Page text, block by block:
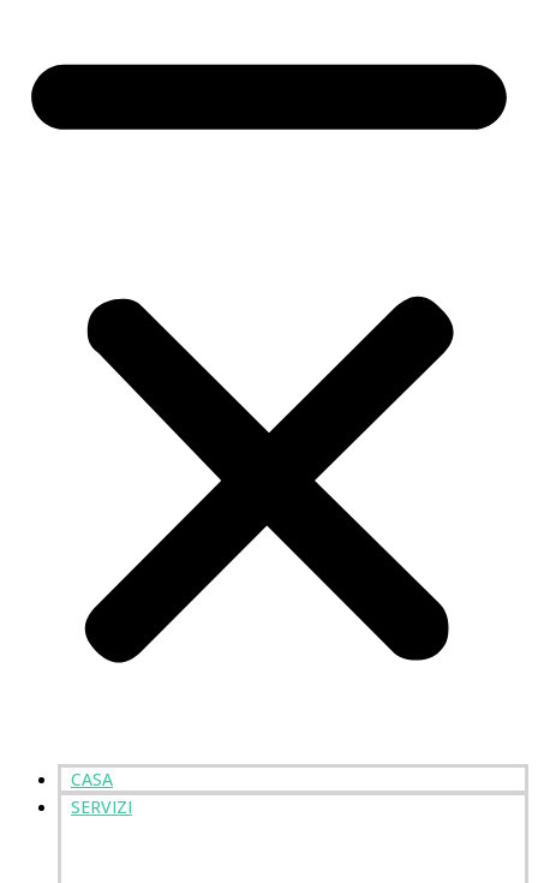
CASA
SERVIZI